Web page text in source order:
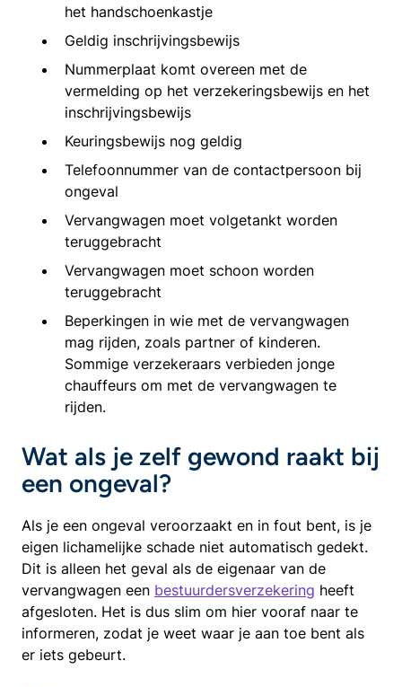
het handschoenkastje
Geldig inschrijvingsbewijs
Nummerplaat komt overeen met de
vermelding op het verzekeringsbewijs en het
inschrijvingsbewijs
Keuringsbewijs nog geldig
Telefoonnummer van de contactpersoon bij
ongeval
Vervangwagen moet volgetankt worden
teruggebracht
Vervangwagen moet schoon worden
teruggebracht
Beperkingen in wie met de vervangwagen
mag rijden, zoals partner of kinderen.
Sommige verzekeraars verbieden jonge
chauffeurs om met de vervangwagen te
rijden.
Wat als je zelf gewond raakt bij
een ongeval?
Als je een ongeval veroorzaakt en in fout bent, is je
eigen lichamelijke schade niet automatisch gedekt.
Dit is alleen het geval als de eigenaar van de
vervangwagen een bestuurdersverzekering heeft
afgesloten. Het is dus slim om hier vooraf naar te
informeren, zodat je weet waar je aan toe bent als
er iets gebeurt.